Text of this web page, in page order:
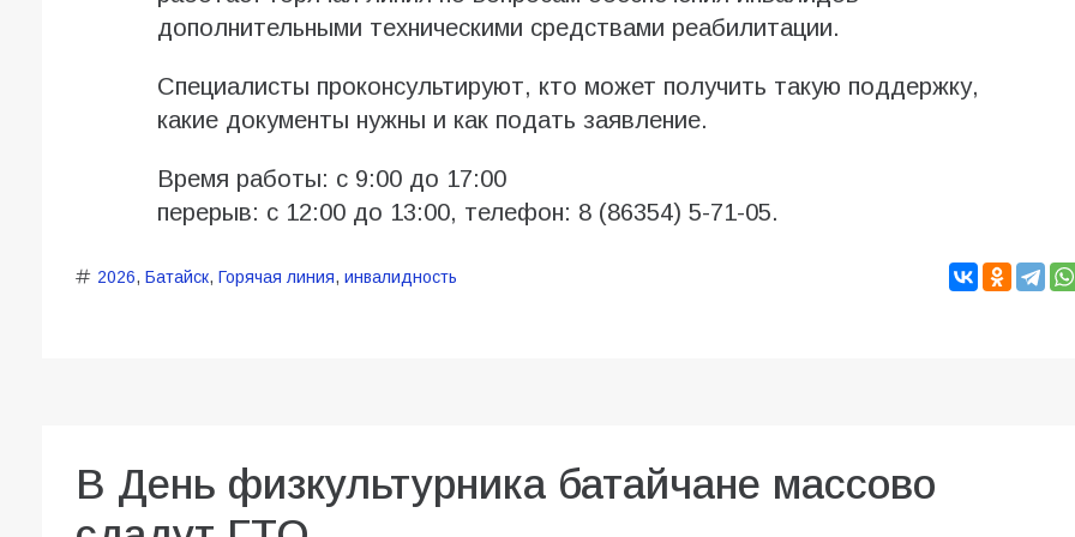
дополнительными техническими средствами реабилитации.
Специалисты проконсультируют, кто может получить такую поддержку,
какие документы нужны и как подать заявление.
Время работы: с 9:00 до 17:00
перерыв: с 12:00 до 13:00, телефон: 8 (86354) 5-71-05.
2026, Батайск, Горячая линия, инвалидность
В День физкультурника батайчане массово